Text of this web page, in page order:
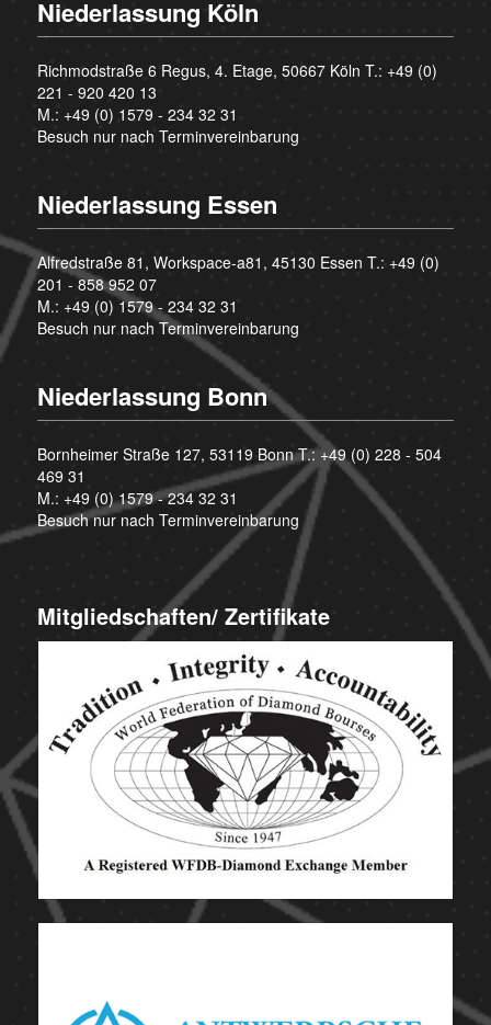
Niederlassung Köln
Richmodstraße 6 Regus, 4. Etage, 50667 Köln T.: +49 (0)
221 - 920 420 13
M.: +49 (0) 1579 - 234 32 31
Besuch nur nach Terminvereinbarung
Niederlassung Essen
Alfredstraße 81, Workspace-a81, 45130 Essen T.: +49 (0)
201 - 858 952 07
M.: +49 (0) 1579 - 234 32 31
Besuch nur nach Terminvereinbarung
Niederlassung Bonn
Bornheimer Straße 127, 53119 Bonn T.:+49 (0) 228 - 504
469 31
M.: +49 (0) 1579 - 234 32 31
Besuch nur nach Terminvereinbarung
Mitgliedschaften/ Zertifikate